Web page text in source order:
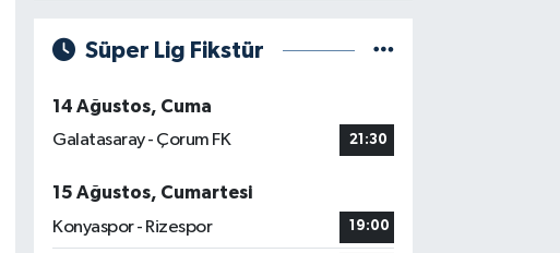
Süper Lig Fikstür
14 Ağustos, Cuma
Galatasaray - Çorum FK
21:30
15 Ağustos, Cumartesi
Konyaspor - Rizespor
19:00